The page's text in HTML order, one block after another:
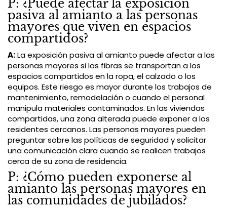
P: ¿Puede afectar la exposición
pasiva al amianto a las personas
mayores que viven en espacios
compartidos?
A:La exposición pasiva al amianto puede afectar a las
personas mayores si las fibras se transportan a los
espacios compartidos en la ropa, el calzado o los
equipos. Este riesgo es mayor durante los trabajos de
mantenimiento, remodelación o cuando el personal
manipula materiales contaminados. En las viviendas
compartidas, una zona alterada puede exponer a los
residentes cercanos. Las personas mayores pueden
preguntar sobre las políticas de seguridad y solicitar
una comunicación clara cuando se realicen trabajos
cerca de su zona de residencia.
P: ¿Cómo pueden exponerse al
amianto las personas mayores en
las comunidades de jubilados?